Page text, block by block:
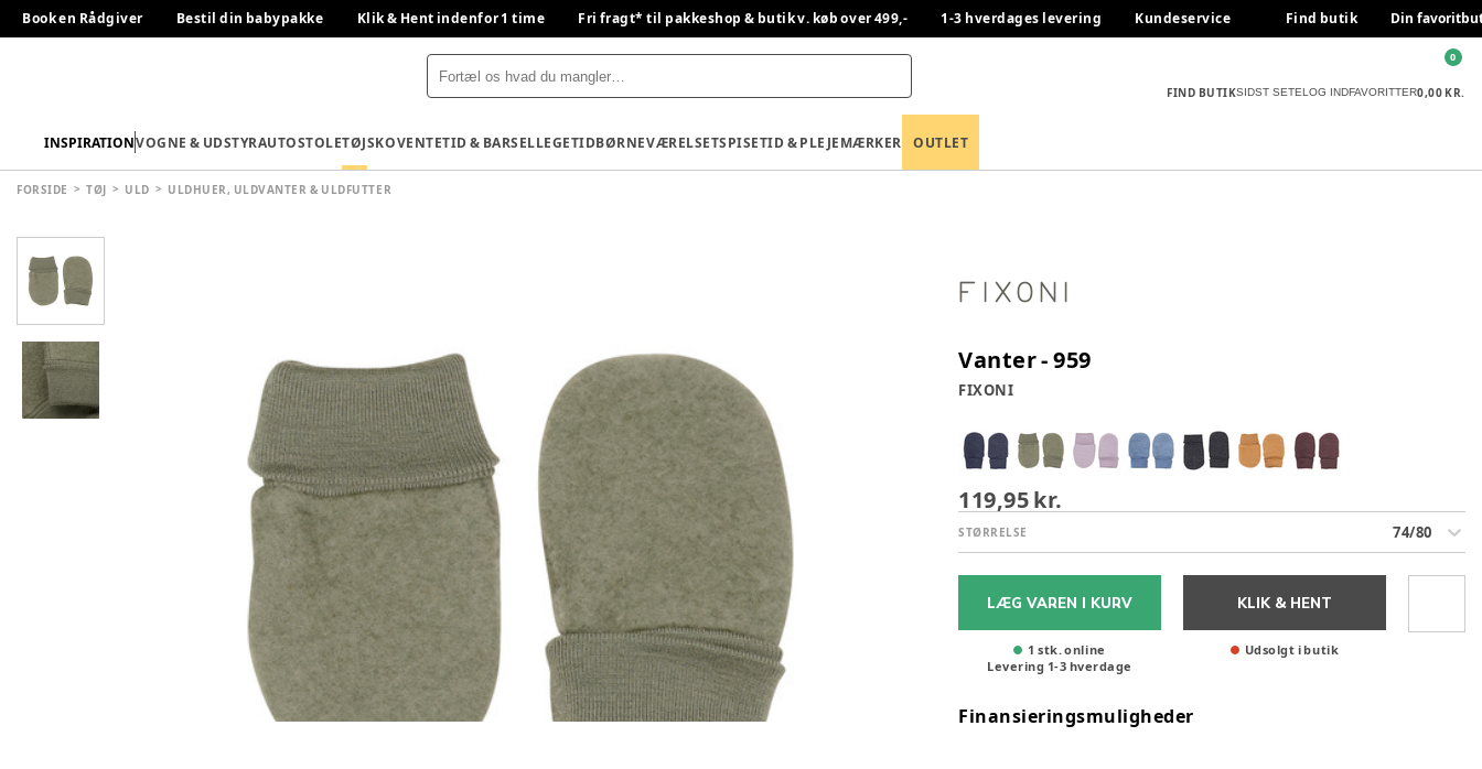
Book en Rådgiver Bestil din babypakke Klik & Hent indenfor 1 time Fri fragt* til pakkeshop & butik v. køb over 499,- 1-3 hverdages levering Kundeservice Find butik Din
FIND BUTIKSIDST SETELOG INDFAVORITTER0,00 KR.
0
INSPIRATIONVOGNE & UDSTYRAUTOSTOLETØJSKOVENTETID & BARSELLEGETIDBØRNEVÆRELSETSPISETID & PLEJEMÆRKER OUTLET
FORSIDE TØJ ULD ULDHUER, ULDVANTER & ULDFUTTER
Vanter - 959
FIXONI
119,95 kr.
STØRRELSE 74/80
LÆG VAREN I KURV
1 stk. online
Levering 1-3 hverdage
KLIK & HENT
Udsolgt i butik
Finansieringsmuligheder